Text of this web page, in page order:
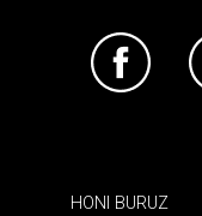
HONI BURUZ